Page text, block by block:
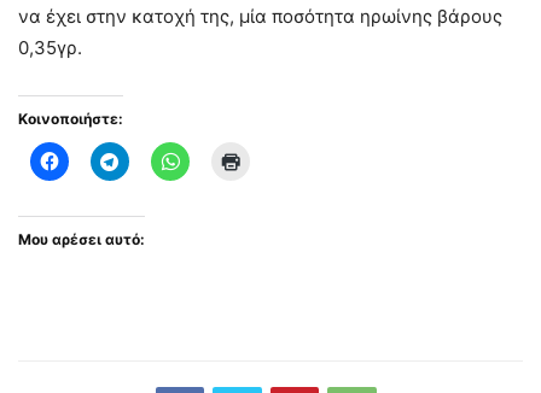
να έχει στην κατοχή της, μία ποσότητα ηρωίνης βάρους
0,35γρ.
Κοινοποιήστε:
Μου αρέσει αυτό: